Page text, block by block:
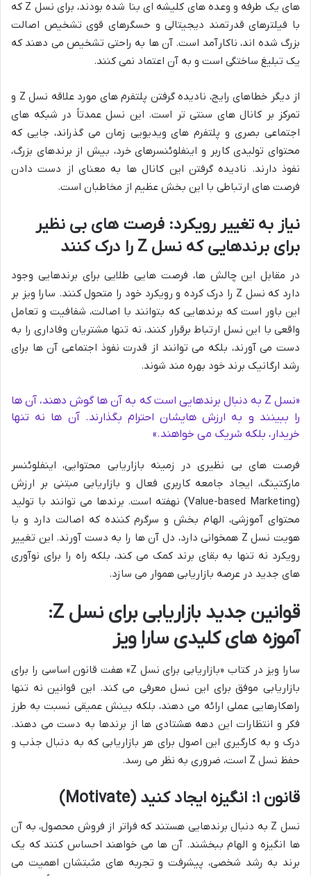
های یک طرفه و وعده های کلیشه ای بنا شده بودند، برای نسل Z که
با فیلترهای قدرتمند دیجیتالی و حسگرهای قوی تشخیص اصالت
بزرگ شده اند، ناکارآمد است. آن ها به راحتی تشخیص می دهند که
یک تبلیغ ساختگی است و به آن اعتماد نمی کنند.
از دیگر خطاهای رایج، نادیده گرفتن پلتفرم های مورد علاقه نسل Z و
تمرکز بر کانال های سنتی تر است. این نسل عمدتاً در شبکه های
اجتماعی بصری و پلتفرم های ویدیویی زمان می گذراند، جایی که
محتوای تولیدی کاربر و اینفلوئنسرهای خرد، بیش از برندهای بزرگ،
نفوذ دارند. نادیده گرفتن این کانال ها به معنای از دست دادن
فرصت های ارتباطی با این بخش عظیم از مخاطبان است.
نیاز به تغییر رویکرد: فرصت های بی نظیر
برای برندهایی که نسل Z را درک کنند
در مقابل این چالش ها، فرصت هایی طلایی برای برندهایی وجود
دارد که نسل Z را درک کرده و رویکرد خود را متحول کنند. سارا ویز بر
این باور است که برندهایی که بتوانند با اصالت، شفافیت و تعامل
واقعی با این نسل ارتباط برقرار کنند، نه تنها مشتریان وفاداری را به
دست می آورند، بلکه می توانند از قدرت نفوذ اجتماعی آن ها برای
رشد ارگانیک برند خود بهره مند شوند.
«نسل Z به دنبال برندهایی است که به آن ها گوش دهند، آن ها
را ببینند و به ارزش هایشان احترام بگذارند. آن ها نه تنها
خریدار، بلکه شریک می خواهند.»
فرصت های بی نظیری در زمینه بازاریابی محتوایی، اینفلوئنسر
مارکتینگ، ایجاد جامعه کاربری فعال و بازاریابی مبتنی بر ارزش
(Value-based Marketing) نهفته است. برندها می توانند با تولید
محتوای آموزشی، الهام بخش و سرگرم کننده که اصالت دارد و با
هویت نسل Z همخوانی دارد، دل آن ها را به دست آورند. این تغییر
رویکرد نه تنها به بقای برند کمک می کند، بلکه راه را برای نوآوری
های جدید در عرصه بازاریابی هموار می سازد.
قوانین جدید بازاریابی برای نسل Z:
آموزه های کلیدی سارا ویز
سارا ویز در کتاب «بازاریابی برای نسل Z» هفت قانون اساسی را برای
بازاریابی موفق برای این نسل معرفی می کند. این قوانین نه تنها
راهکارهایی عملی ارائه می دهند، بلکه بینش عمیقی نسبت به طرز
فکر و انتظارات این دهه هشتادی ها از برندها به دست می دهند.
درک و به کارگیری این اصول برای هر بازاریابی که به دنبال جذب و
حفظ نسل Z است، ضروری به نظر می رسد.
قانون ۱: انگیزه ایجاد کنید (Motivate)
نسل Z به دنبال برندهایی هستند که فراتر از فروش محصول، به آن
ها انگیزه و الهام ببخشند. آن ها می خواهند احساس کنند که یک
برند به رشد شخصی، پیشرفت و تجربه های مثبتشان اهمیت می